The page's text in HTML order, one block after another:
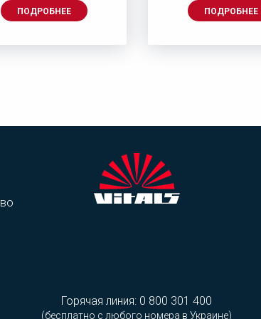
ПОДРОБНЕЕ ПОДРОБНЕЕ
Горячая линия: 0 800 301 400
(бесплатно с любого номера в Украине)